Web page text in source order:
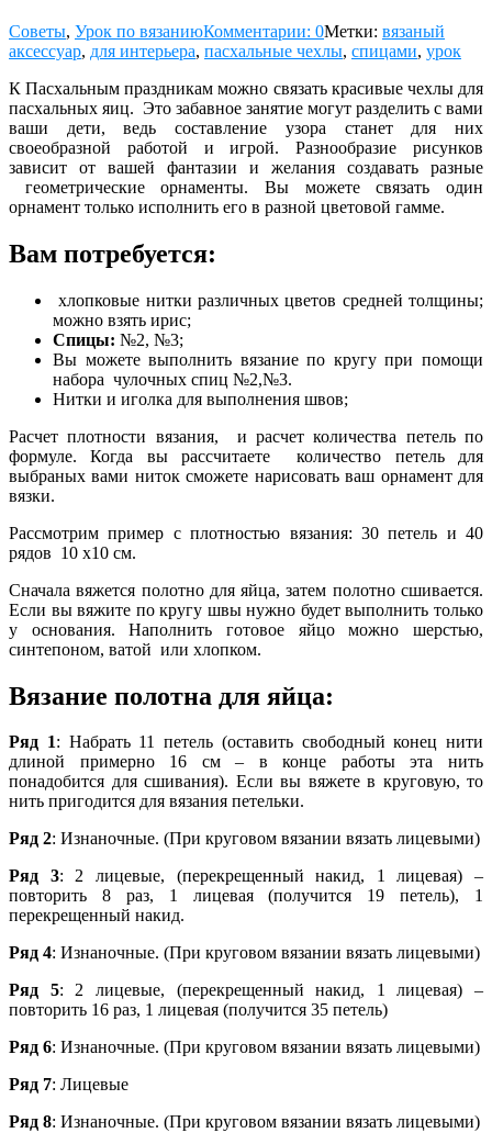
Советы, Урок по вязаниюКомментарии: 0Метки: вязаный
аксессуар, для интерьера, пасхальные чехлы, спицами, урок
К Пасхальным праздникам можно связать красивые чехлы для
пасхальных яиц. Это забавное занятие могут разделить с вами
ваши дети, ведь составление узора станет для них
своеобразной работой и игрой. Разнообразие рисунков
зависит от вашей фантазии и желания создавать разные
геометрические орнаменты. Вы можете связать один
орнамент только исполнить его в разной цветовой гамме.
Вам потребуется:
хлопковые нитки различных цветов средней толщины;
можно взять ирис;
Спицы: №2, №3;
Вы можете выполнить вязание по кругу при помощи
набора чулочных спиц №2,№3.
Нитки и иголка для выполнения швов;
Расчет плотности вязания, и расчет количества петель по
формуле. Когда вы рассчитаете количество петель для
выбраных вами ниток сможете нарисовать ваш орнамент для
вязки.
Рассмотрим пример с плотностью вязания: 30 петель и 40
рядов 10 х10 см.
Сначала вяжется полотно для яйца, затем полотно сшивается.
Если вы вяжите по кругу швы нужно будет выполнить только
у основания. Наполнить готовое яйцо можно шерстью,
синтепоном, ватой или хлопком.
Вязание полотна для яйца:
Ряд 1: Набрать 11 петель (оставить свободный конец нити
длиной примерно 16 см – в конце работы эта нить
понадобится для сшивания). Если вы вяжете в круговую, то
нить пригодится для вязания петельки.
Ряд 2: Изнаночные. (При круговом вязании вязать лицевыми)
Ряд 3: 2 лицевые, (перекрещенный накид, 1 лицевая) –
повторить 8 раз, 1 лицевая (получится 19 петель), 1
перекрещенный накид.
Ряд 4: Изнаночные. (При круговом вязании вязать лицевыми)
Ряд 5: 2 лицевые, (перекрещенный накид, 1 лицевая) –
повторить 16 раз, 1 лицевая (получится 35 петель)
Ряд 6: Изнаночные. (При круговом вязании вязать лицевыми)
Ряд 7: Лицевые
Ряд 8: Изнаночные. (При круговом вязании вязать лицевыми)